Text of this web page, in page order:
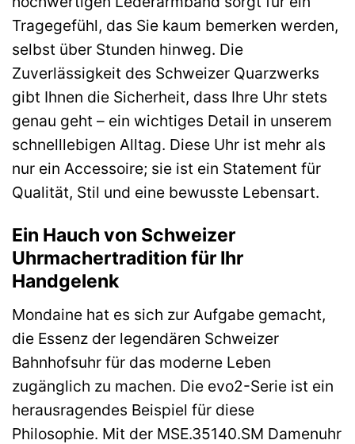
Tragegefühl, das Sie kaum bemerken werden,
selbst über Stunden hinweg. Die
Zuverlässigkeit des Schweizer Quarzwerks
gibt Ihnen die Sicherheit, dass Ihre Uhr stets
genau geht – ein wichtiges Detail in unserem
schnelllebigen Alltag. Diese Uhr ist mehr als
nur ein Accessoire; sie ist ein Statement für
Qualität, Stil und eine bewusste Lebensart.
Ein Hauch von Schweizer
Uhrmachertradition für Ihr
Handgelenk
Mondaine hat es sich zur Aufgabe gemacht,
die Essenz der legendären Schweizer
Bahnhofsuhr für das moderne Leben
zugänglich zu machen. Die evo2-Serie ist ein
herausragendes Beispiel für diese
Philosophie. Mit der MSE.35140.SM Damenuhr